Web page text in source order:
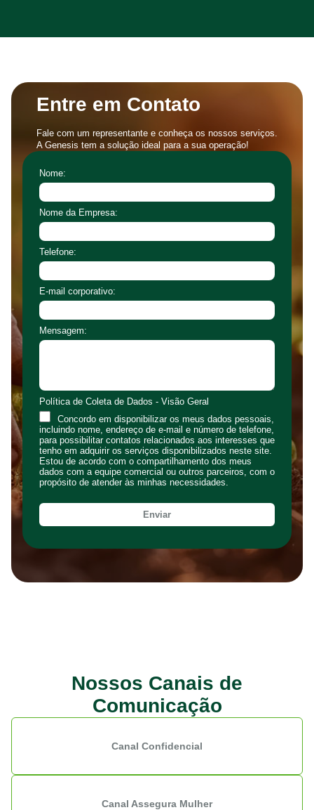
Entre em Contato
Fale com um representante e conheça os nossos serviços.
A Genesis tem a solução ideal para a sua operação!
Nome:
Nome da Empresa:
Telefone:
E-mail corporativo:
Mensagem:
Política de Coleta de Dados - Visão Geral
Concordo em disponibilizar os meus dados pessoais,
incluindo nome, endereço de e-mail e número de telefone,
para possibilitar contatos relacionados aos interesses que
tenho em adquirir os serviços disponibilizados neste site.
Estou de acordo com o compartilhamento dos meus
dados com a equipe comercial ou outros parceiros, com o
propósito de atender às minhas necessidades.
Nossos Canais de
Comunicação
Canal Confidencial
Canal Assegura Mulher